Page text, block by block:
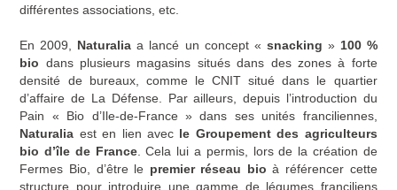
différentes associations, etc.
En 2009, Naturalia a lancé un concept « snacking » 100 %
bio dans plusieurs magasins situés dans des zones à forte
densité de bureaux, comme le CNIT situé dans le quartier
d’affaire de La Défense. Par ailleurs, depuis l’introduction du
Pain « Bio d’Ile-de-France » dans ses unités franciliennes,
Naturalia est en lien avec le Groupement des agriculteurs
bio d’île de France. Cela lui a permis, lors de la création de
Fermes Bio, d’être le premier réseau bio à référencer cette
structure pour introduire une gamme de légumes franciliens